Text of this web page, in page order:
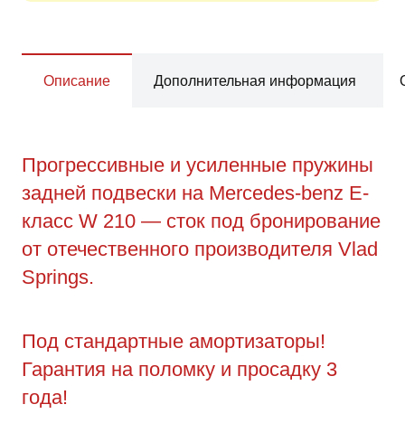
Описание Дополнительная информация
Прогрессивные и усиленные пружины
задней подвески на Mercedes-benz Е-
класс W 210 — сток под бронирование
от отечественного производителя Vlad
Springs.
Под стандартные амортизаторы!
Гарантия на поломку и просадку 3
года!